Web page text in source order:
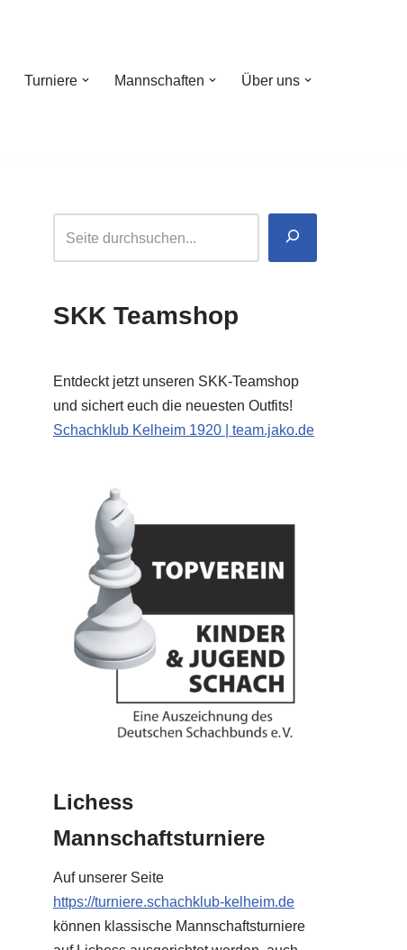
Turniere Mannschaften Über uns
SKK Teamshop
Entdeckt jetzt unseren SKK-Teamshop
und sichert euch die neuesten Outfits!
Schachklub Kelheim 1920 | team.jako.de
Lichess
Mannschaftsturniere
Auf unserer Seite
https://turniere.schachklub-kelheim.de
können klassische Mannschaftsturniere